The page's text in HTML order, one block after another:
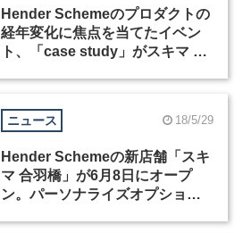
Hender Schemeのプロダクトの
経年変化に焦点を当てたイベン
ト、「case study」がスキマ 恵
ニュース 18/5/29
Hender Schemeの新店舗「スキ
マ 合羽橋」が6月8日にオープ
ン。パーソナライズオプション